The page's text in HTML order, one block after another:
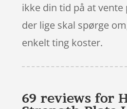
ikke din tid på at vente
der lige skal spørge
enkelt ting koster.
69 reviews for